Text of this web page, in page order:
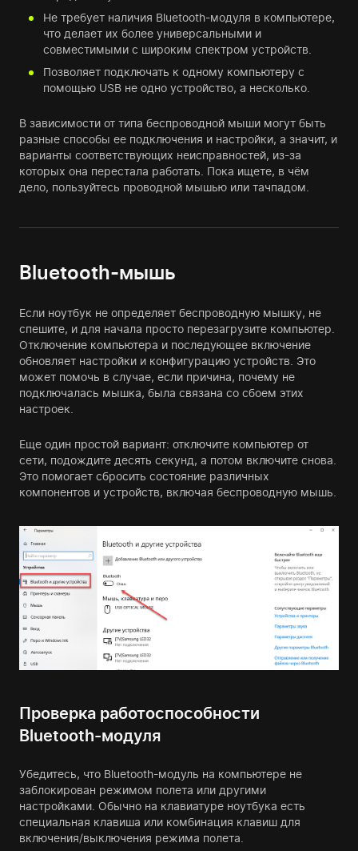
Не требует наличия Bluetooth-модуля в компьютере,
что делает их более универсальными и
совместимыми с широким спектром устройств.
Позволяет подключать к одному компьютеру с
помощью USB не одно устройство, а несколько.
В зависимости от типа беспроводной мыши могут быть
разные способы ее подключения и настройки, а значит, и
варианты соответствующих неисправностей, из-за
которых она перестала работать. Пока ищете, в чём
дело, пользуйтесь проводной мышью или тачпадом.
Bluetooth-мышь
Если ноутбук не определяет беспроводную мышку, не
спешите, и для начала просто перезагрузите компьютер.
Отключение компьютера и последующее включение
обновляет настройки и конфигурацию устройств. Это
может помочь в случае, если причина, почему не
подключалась мышка, была связана со сбоем этих
настроек.
Еще один простой вариант: отключите компьютер от
сети, подождите десять секунд, а потом включите снова.
Это помогает сбросить состояние различных
компонентов и устройств, включая беспроводную мышь.
Проверка работоспособности
Bluetooth-модуля
Убедитесь, что Bluetooth-модуль на компьютере не
заблокирован режимом полета или другими
настройками. Обычно на клавиатуре ноутбука есть
специальная клавиша или комбинация клавиш для
включения/выключения режима полета.